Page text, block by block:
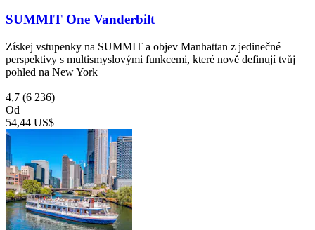
SUMMIT One Vanderbilt
Získej vstupenky na SUMMIT a objev Manhattan z jedinečné
perspektivy s multismyslovými funkcemi, které nově definují tvůj
pohled na New York
4,7 (6 236)
Od
54,44 US$